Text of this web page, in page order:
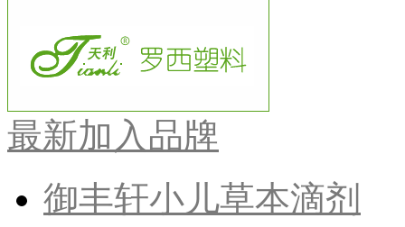
最新加入品牌
御丰轩小儿草本滴剂